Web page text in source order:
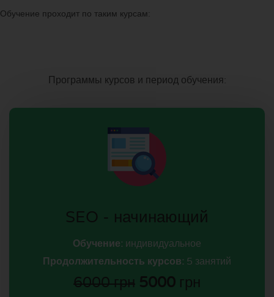
Обучение проходит по таким курсам:
Программы курсов и период обучения:
SEO - начинающий
Обучение: индивидуальное
Продолжительность курсов: 5 занятий
6000 грн 5000 грн